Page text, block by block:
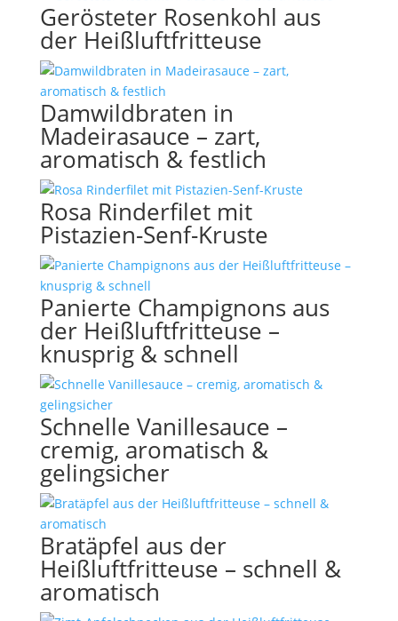
Gerösteter Rosenkohl aus
der Heißluftfritteuse
Damwildbraten in
Madeirasauce – zart,
aromatisch & festlich
Rosa Rinderfilet mit
Pistazien-Senf-Kruste
Panierte Champignons aus
der Heißluftfritteuse –
knusprig & schnell
Schnelle Vanillesauce –
cremig, aromatisch &
gelingsicher
Bratäpfel aus der
Heißluftfritteuse – schnell &
aromatisch